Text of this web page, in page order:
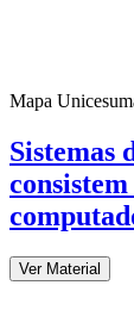
Mapa
Sistemas
Ver Material